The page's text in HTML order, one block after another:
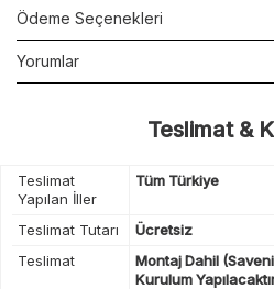
Ödeme Seçenekleri
Yorumlar
Teslimat &
Teslimat
Yapılan İller
Tüm Türkiye
Teslimat Tutarı
Ücretsiz
Teslimat
Montaj Dahil
Kurulum